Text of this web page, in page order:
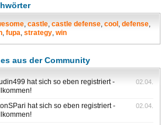
, castle, castle defense, cool , defense,
, fupa, strategy, win
aus der Community
02.04.
hat sich so eben registriert -
02.04.
hat sich so eben registriert -